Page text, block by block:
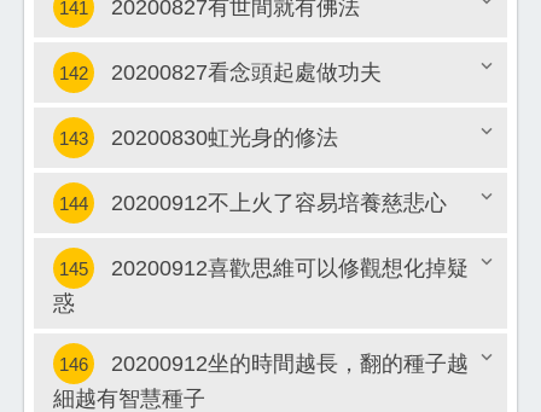
關閉
141 20200827有世間就有佛法
關閉
142 20200827看念頭起處做功夫
關閉
143 20200830虹光身的修法
關閉
144 20200912不上火了容易培養慈悲心
145
20200912喜歡思維可以修觀想化掉疑
惑
146
20200912坐的時間越長，翻的種子越
細越有智慧種子